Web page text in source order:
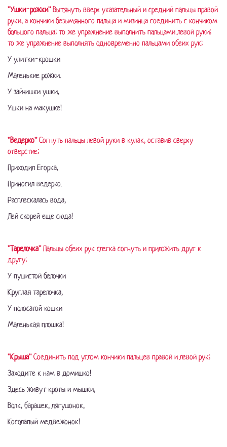
"Ушки-рожки"Вытянуть вверх указательный и средний пальцы правой
руки, а кончики безымянного пальца и мизинца соединить с кончиком
большого пальца; то же упражнение выполнить пальцами левой руки;
то же упражнение выполнять одновременно пальцами обеих рук;
У улитки-крошки
Маленькие рожки.
У зайчишки ушки,
Ушки на макушке!
"Ведерко"Согнуть пальцы левой руки в кулак, оставив сверху
отверстие;
Приходил Егорка,
Приносил ведерко.
Расплескалась вода,
Лей скорей еще сюда!
"Тарелочка"Пальцы обеих рук слегка согнуть и приложить друг к
другу;
У пушистой белочки
Круглая тарелочка,
У полосатой кошки
Маленькая плошка!
"Крыша"Соединить под углом кончики пальцев правой и левой рук;
Заходите к нам в домишко!
Здесь живут кроты и мышки,
Волк, барашек, лягушонок,
Косолапый медвежонок!